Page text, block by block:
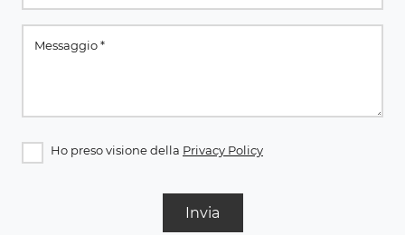
Ho preso visione della Privacy Policy
Invia